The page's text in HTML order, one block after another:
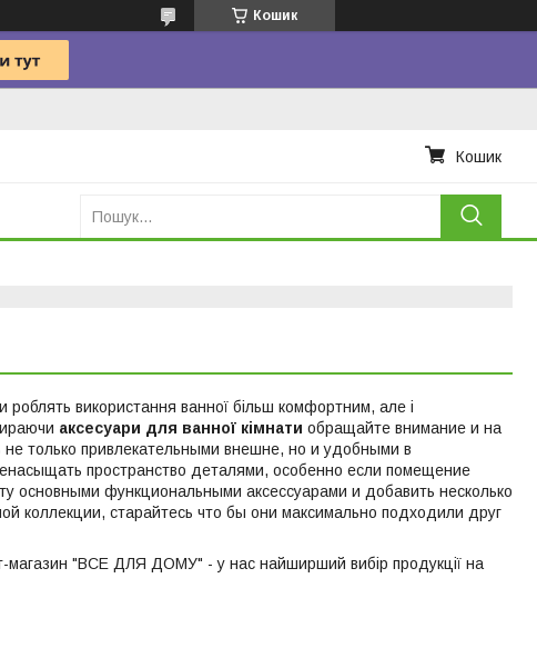
Кошик
Кошик
роблять використання ванної більш комфортним, але і
аксесуари для ванної кімнати обращайте внимание и на
только привлекательными внешне, но и удобными в
пространство деталями, особенно если помещение
основными функциональными аксессуарами и добавить несколько
коллекции, старайтесь что бы они максимально подходили друг
магазин "ВСЕ ДЛЯ ДОМУ" - у нас найширший вибір продукції на